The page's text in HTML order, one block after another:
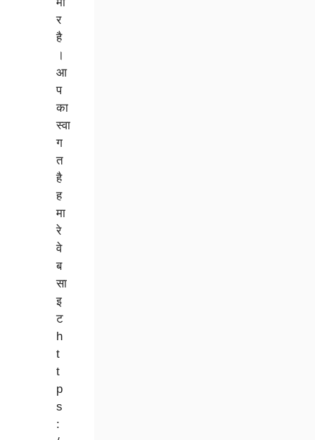
र
है
।
आ
प
का
स्वा
ग
त
है
ह
मा
रे
वे
ब
सा
इ
ट
h
t
t
p
s
: